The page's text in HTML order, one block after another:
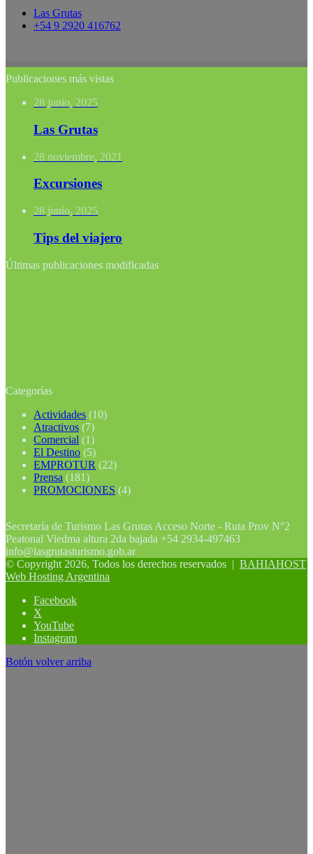
Las Grutas
+54 9 2920 416762
Publicaciones más vistas
28 junio, 2025
Las Grutas
28 noviembre, 2021
Excursiones
28 junio, 2025
Tips del viajero
Últimas publicaciones modificadas
Categorías
Actividades (10)
Atractivos (7)
Comercial (1)
El Destino (5)
EMPROTUR (22)
Prensa (181)
PROMOCIONES (4)
Secretaría de Turismo Las Grutas Acceso Norte - Ruta Prov N°2
Peatonal Viedma altura 2da bajada +54 2934-497463
info@lasgrutasturismo.gob.ar
© Copyright 2026, Todos los derechos reservados | BAHIAHOST
Web Hosting Argentina
Facebook
X
YouTube
Instagram
Botón volver arriba